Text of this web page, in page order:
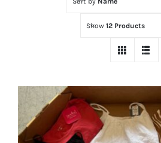
Ubicación
Máster Online
Show 12 Products